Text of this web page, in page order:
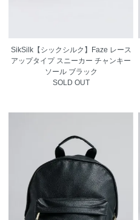
SikSilk【シックシルク】Faze レース
アップタイプ スニーカー チャンキー
ソール ブラック
SOLD OUT